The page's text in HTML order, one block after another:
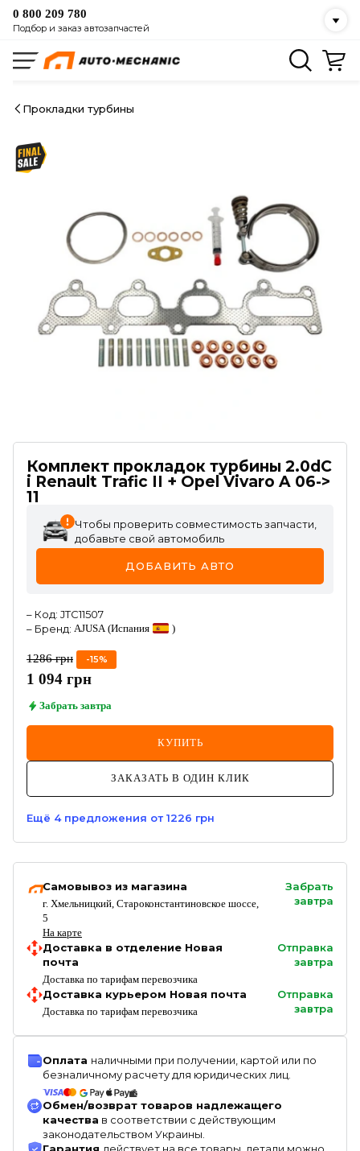
0 800 209 780
Подбор и заказ автозапчастей
Прокладки турбины
Комплект прокладок турбины 2.0dC
i Renault Trafic II + Opel Vivaro A 06->
11
Чтобы проверить совместимость запчасти,
добавьте свой автомобиль
ДОБАВИТЬ АВТО
– Код: JTC11507
– Бренд: AJUSA (Испания )
1286 грн -15%
1 094 грн
Забрать завтра
КУПИТЬ
ЗАКАЗАТЬ В ОДИН КЛИК
Ещё 4 предложения от 1226 грн
Самовывоз из магазина
г. Хмельницкий, Староконстантиновское шоссе,
5
На карте
Забрать
завтра
Доставка в отделение Новая
почта
Доставка по тарифам перевозчика
Отправка
завтра
Доставка курьером Новая почта
Доставка по тарифам перевозчика
Отправка
завтра
Оплата наличными при получении, картой или по
безналичному расчету для юридических лиц.
Обмен/возврат товаров надлежащего
качества в соответствии с действующим
законодательством Украины.
Гарантия действует на все товары, детали можно